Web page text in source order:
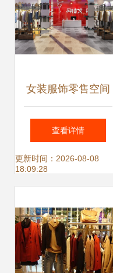
女装服饰零售空间
设计 1992效果如
何助力品牌809810
查看详情
更新时间：2026-08-08
18:09:28